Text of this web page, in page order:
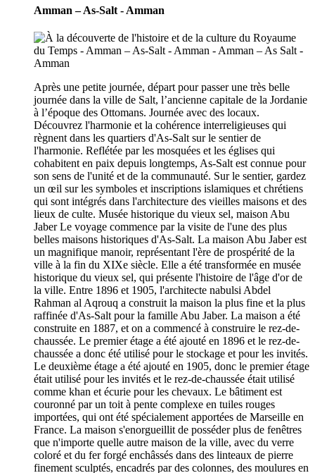
Amman – As-Salt - Amman
Après une petite journée, départ pour passer une très belle
journée dans la ville de Salt, l’ancienne capitale de la Jordanie
à l’époque des Ottomans. Journée avec des locaux.
Découvrez l'harmonie et la cohérence interreligieuses qui
règnent dans les quartiers d'As-Salt sur le sentier de
l'harmonie. Reflétée par les mosquées et les églises qui
cohabitent en paix depuis longtemps, As-Salt est connue pour
son sens de l'unité et de la communauté. Sur le sentier, gardez
un œil sur les symboles et inscriptions islamiques et chrétiens
qui sont intégrés dans l'architecture des vieilles maisons et des
lieux de culte. Musée historique du vieux sel, maison Abu
Jaber Le voyage commence par la visite de l'une des plus
belles maisons historiques d'As-Salt. La maison Abu Jaber est
un magnifique manoir, représentant l'ère de prospérité de la
ville à la fin du XIXe siècle. Elle a été transformée en musée
historique du vieux sel, qui présente l'histoire de l'âge d'or de
la ville. Entre 1896 et 1905, l'architecte nabulsi Abdel
Rahman al Aqrouq a construit la maison la plus fine et la plus
raffinée d'As-Salt pour la famille Abu Jaber. La maison a été
construite en 1887, et on a commencé à construire le rez-de-
chaussée. Le premier étage a été ajouté en 1896 et le rez-de-
chaussée a donc été utilisé pour le stockage et pour les invités.
Le deuxième étage a été ajouté en 1905, donc le premier étage
était utilisé pour les invités et le rez-de-chaussée était utilisé
comme khan et écurie pour les chevaux. Le bâtiment est
couronné par un toit à pente complexe en tuiles rouges
importées, qui ont été spécialement apportées de Marseille en
France. La maison s'enorgueillit de posséder plus de fenêtres
que n'importe quelle autre maison de la ville, avec du verre
coloré et du fer forgé enchâssés dans des linteaux de pierre
finement sculptés, encadrés par des colonnes, des moulures en